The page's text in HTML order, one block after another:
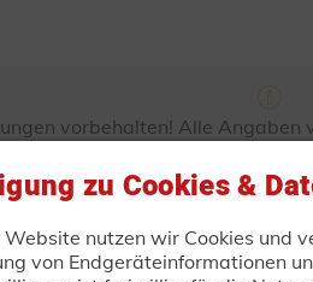
vorbehalten! Alle
und können
Änderungen! Alle Preise
zuzüglich Fracht- und
TRAILER-
zu Cookies &
nutzen wir Cookies und
von Endgeräteinformationen